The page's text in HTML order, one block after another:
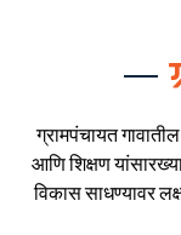
ग्रामपंचायत
आणि शिक्षण
विकास साधण्यावर